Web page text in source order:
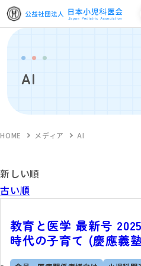
AI
HOME メディア AI
新しい順
古い順
教育と医学 最新号
時代の子育て (慶應義